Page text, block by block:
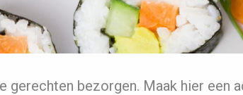
bezorgen. Maak hier een